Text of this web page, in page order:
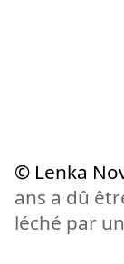
© Lenka
ans a dû
léché par